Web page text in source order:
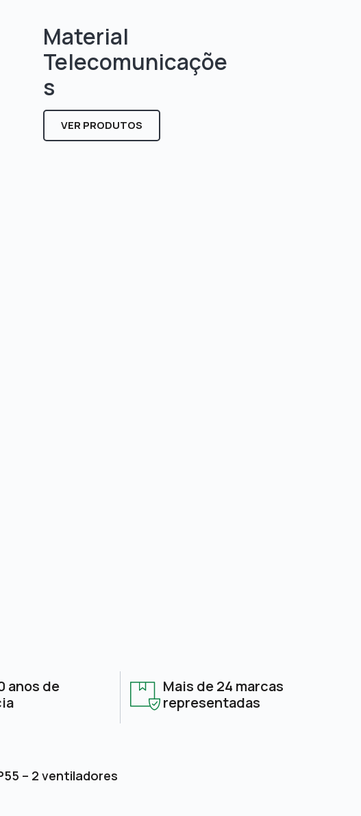
Material
Telecomunicaçõe
s
VER PRODUTOS
anos de
Mais de 24 marcas
representadas
– 2 ventiladores